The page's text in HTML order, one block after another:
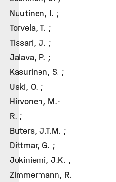
Nuutinen, I. ;
Torvela, T. ;
Tissari, J. ;
Jalava, P. ;
Kasurinen, S. ;
Uski, O. ;
Hirvonen, M.-
R. ;
Buters, J.T.M. ;
Dittmar, G. ;
Jokiniemi, J.K. ;
Zimmermann, R.